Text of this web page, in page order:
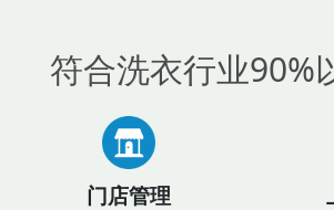
符合洗衣行业90%
门店管理